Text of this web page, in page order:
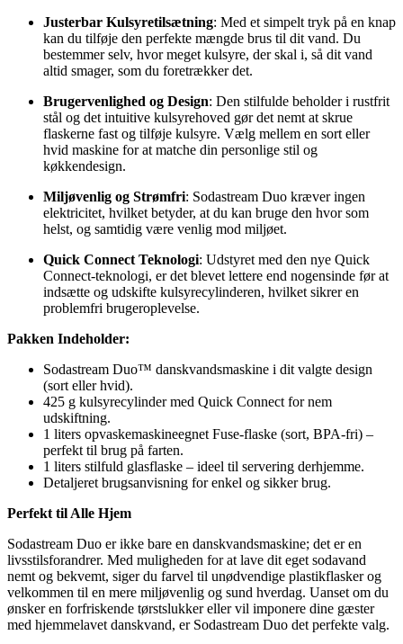
Justerbar Kulsyretilsætning: Med et simpelt tryk på en knap
kan du tilføje den perfekte mængde brus til dit vand. Du
bestemmer selv, hvor meget kulsyre, der skal i, så dit vand
altid smager, som du foretrækker det.
Brugervenlighed og Design: Den stilfulde beholder i rustfrit
stål og det intuitive kulsyrehoved gør det nemt at skrue
flaskerne fast og tilføje kulsyre. Vælg mellem en sort eller
hvid maskine for at matche din personlige stil og
køkkendesign.
Miljøvenlig og Strømfri: Sodastream Duo kræver ingen
elektricitet, hvilket betyder, at du kan bruge den hvor som
helst, og samtidig være venlig mod miljøet.
Quick Connect Teknologi: Udstyret med den nye Quick
Connect-teknologi, er det blevet lettere end nogensinde før at
indsætte og udskifte kulsyrecylinderen, hvilket sikrer en
problemfri brugeroplevelse.
Pakken Indeholder:
Sodastream Duo™ danskvandsmaskine i dit valgte design
(sort eller hvid).
425 g kulsyrecylinder med Quick Connect for nem
udskiftning.
1 liters opvaskemaskineegnet Fuse-flaske (sort, BPA-fri) –
perfekt til brug på farten.
1 liters stilfuld glasflaske – ideel til servering derhjemme.
Detaljeret brugsanvisning for enkel og sikker brug.
Perfekt til Alle Hjem
Sodastream Duo er ikke bare en danskvandsmaskine; det er en
livsstilsforandrer. Med muligheden for at lave dit eget sodavand
nemt og bekvemt, siger du farvel til unødvendige plastikflasker og
velkommen til en mere miljøvenlig og sund hverdag. Uanset om du
ønsker en forfriskende tørstslukker eller vil imponere dine gæster
med hjemmelavet danskvand, er Sodastream Duo det perfekte valg.